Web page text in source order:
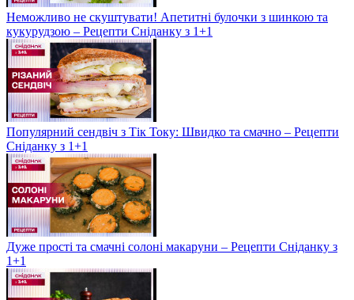
Неможливо не скуштувати! Апетитні булочки з шинкою та
кукурудзою – Рецепти Сніданку з 1+1
Популярний сендвіч з Тік Току: Швидко та смачно – Рецепти
Сніданку з 1+1
Дуже прості та смачні солоні макаруни – Рецепти Сніданку з
1+1